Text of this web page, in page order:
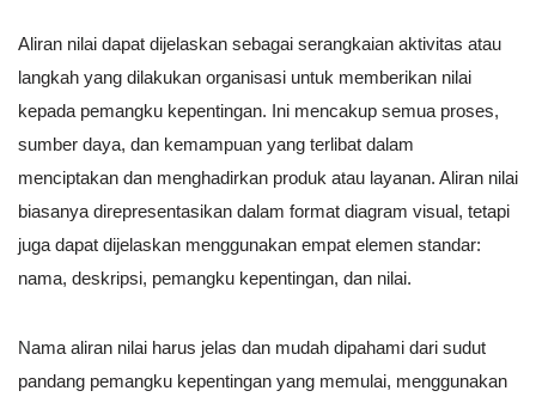
Aliran nilai dapat dijelaskan sebagai serangkaian aktivitas atau
langkah yang dilakukan organisasi untuk memberikan nilai
kepada pemangku kepentingan. Ini mencakup semua proses,
sumber daya, dan kemampuan yang terlibat dalam
menciptakan dan menghadirkan produk atau layanan. Aliran nilai
biasanya direpresentasikan dalam format diagram visual, tetapi
juga dapat dijelaskan menggunakan empat elemen standar:
nama, deskripsi, pemangku kepentingan, dan nilai.
Nama aliran nilai harus jelas dan mudah dipahami dari sudut
pandang pemangku kepentingan yang memulai, menggunakan